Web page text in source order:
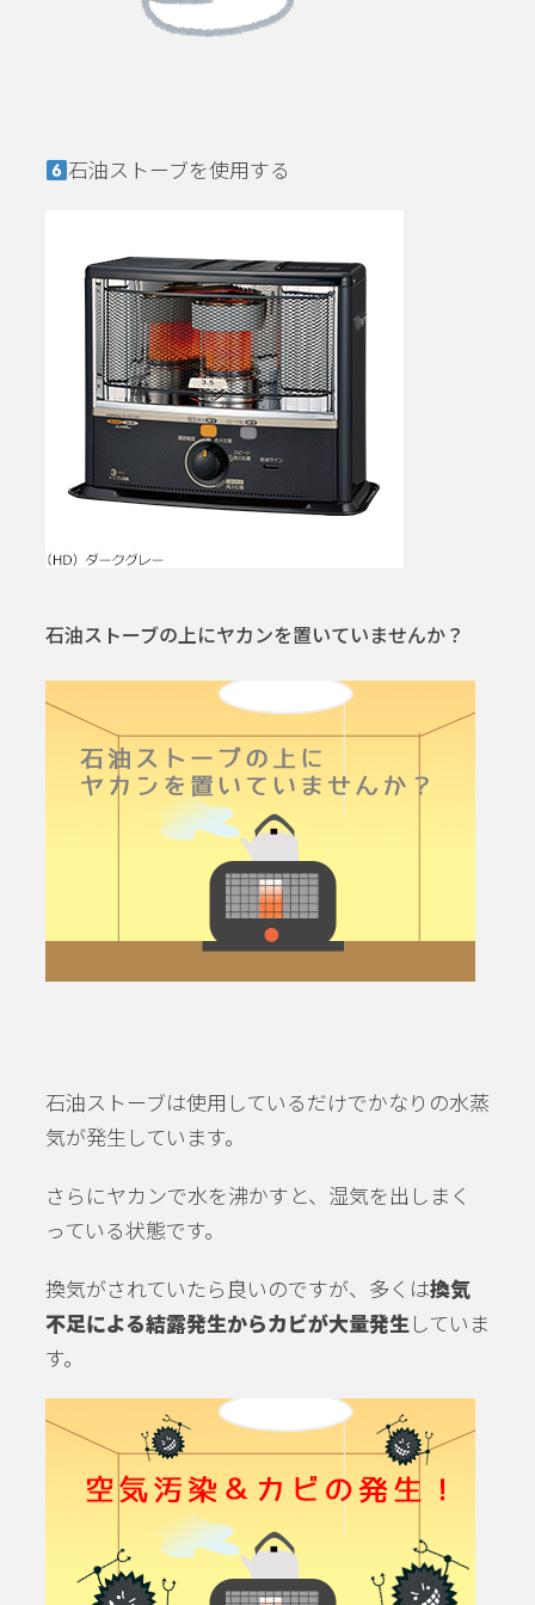
石油ストーブを使用する
石油ストーブの上にヤカンを置いていませんか？
石油ストーブは使用しているだけでかなりの水蒸
気が発生しています。
さらにヤカンで水を沸かすと、湿気を出しまく
っている状態です。
換気がされていたら良いのですが、多くは換気
不足による結露発生からカビが大量発生していま
す。